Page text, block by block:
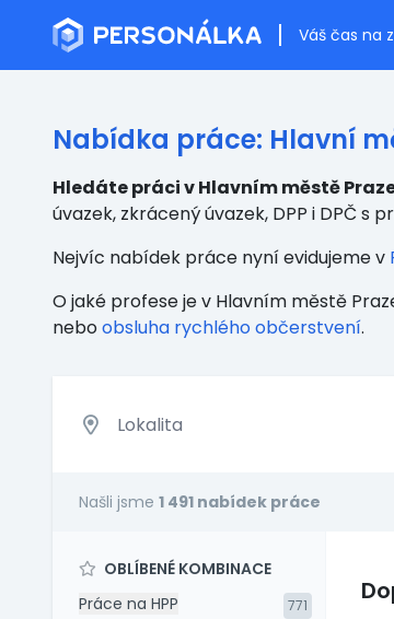
Váš čas na
Nabídka práce: Hlavní
Hledáte práci v Hlavním městě
úvazek, zkrácený úvazek, DPP i DPČ s
Nejvíc nabídek práce nyní evidujemev
O jaké profese je v Hlavním městě
neboobsluha rychlého občerstvení.
Našli jsme 1 491 nabídek práce
OBLÍBENÉ KOMBINACE
Práce na HPP
771